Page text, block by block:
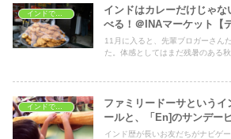
インドはカレーだけじゃ
べる！＠INAマーケット【
11月に入ると、先輩ブロガーさん
た。体感としてはまだ残暑のある秋
ファミリードーサという
ールと、「En]のサンデー
インド歴が長いお友だちがナビゲ